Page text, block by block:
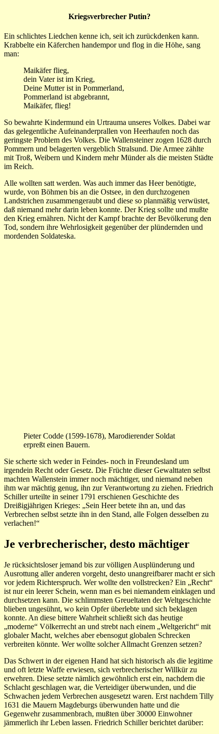
Kriegsverbrecher Putin?
Ein schlichtes Liedchen kenne ich, seit ich zurückdenken kann.
Krabbelte ein Käferchen handempor und flog in die Höhe, sang
man:
Maikäfer flieg,
dein Vater ist im Krieg,
Deine Mutter ist in Pommerland,
Pommerland ist abgebrannt,
Maikäfer, flieg!
So bewahrte Kindermund ein Urtrauma unseres Volkes. Dabei war
das gelegentliche Aufeinanderprallen von Heerhaufen noch das
geringste Problem des Volkes. Die Wallensteiner zogen 1628 durch
Pommern und belagerten vergeblich Stralsund. Die Armee zählte
mit Troß, Weibern und Kindern mehr Münder als die meisten Städte
im Reich.
Alle wollten satt werden. Was auch immer das Heer benötigte,
wurde, von Böhmen bis an die Ostsee, in den durchzogenen
Landstrichen zusammengeraubt und diese so planmäßig verwüstet,
daß niemand mehr darin leben konnte. Der Krieg sollte und mußte
den Krieg ernähren. Nicht der Kampf brachte der Bevölkerung den
Tod, sondern ihre Wehrlosigkeit gegenüber der plündernden und
mordenden Soldateska.
Pieter Codde (1599-1678), Marodierender Soldat
erpreßt einen Bauern.
Sie scherte sich weder in Feindes- noch in Freundesland um
irgendein Recht oder Gesetz. Die Früchte dieser Gewalttaten selbst
machten Wallenstein immer noch mächtiger, und niemand neben
ihm war mächtig genug, ihn zur Verantwortung zu ziehen. Friedrich
Schiller urteilte in seiner 1791 erschienen Geschichte des
Dreißigjährigen Krieges: „Sein Heer betete ihn an, und das
Verbrechen selbst setzte ihn in den Stand, alle Folgen desselben zu
verlachen!“
Je verbrecherischer, desto mächtiger
Je rücksichtsloser jemand bis zur völligen Ausplünderung und
Ausrottung aller anderen vorgeht, desto unangreifbarer macht er sich
vor jedem Richterspruch. Wer wollte den vollstrecken? Ein „Recht“
ist nur ein leerer Schein, wenn man es bei niemandem einklagen und
durchsetzen kann. Die schlimmsten Greueltaten der Weltgeschichte
blieben ungesühnt, wo kein Opfer überlebte und sich beklagen
konnte. An diese bittere Wahrheit schließt sich das heutige
„moderne“ Völkerrecht an und strebt nach einem „Weltgericht“ mit
globaler Macht, welches aber ebensogut globalen Schrecken
verbreiten könnte. Wer wollte solcher Allmacht Grenzen setzen?
Das Schwert in der eigenen Hand hat sich historisch als die legitime
und oft letzte Waffe erwiesen, sich verbrecherischer Willkür zu
erwehren. Diese setzte nämlich gewöhnlich erst ein, nachdem die
Schlacht geschlagen war, die Verteidiger überwunden, und die
Schwachen jedem Verbrechen ausgesetzt waren. Erst nachdem Tilly
1631 die Mauern Magdeburgs überwunden hatte und die
Gegenwehr zusammenbrach, mußten über 30000 Einwohner
jämmerlich ihr Leben lassen. Friedrich Schiller berichtet darüber: